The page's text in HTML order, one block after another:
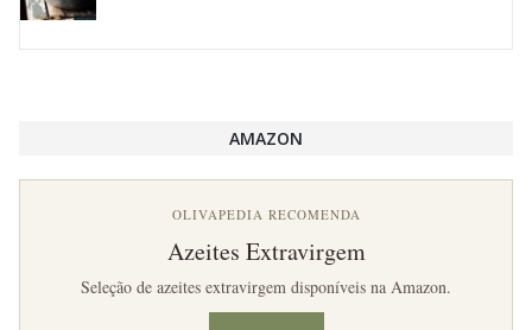
AMAZON
OLIVAPEDIA RECOMENDA
Azeites Extravirgem
Seleção de azeites extravirgem disponíveis na Amazon.